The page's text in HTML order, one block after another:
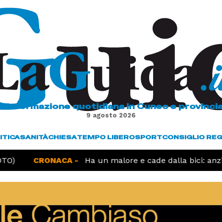
quotidiana in Cuneo e
9 agosto 2026
SANITÀCHIESATEMPO LIBEROSPORTCONSIGLIO
CRONACA - Ha un malore e cade dalla bici: